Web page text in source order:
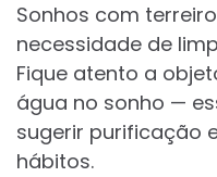
Sonhos com
necessidade de
Fique atento a
água no sonho —
sugerir purificação
hábitos.